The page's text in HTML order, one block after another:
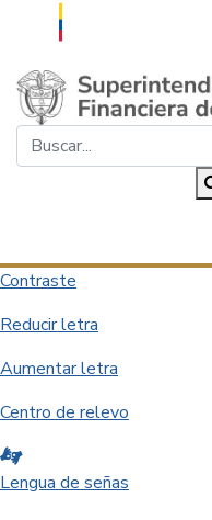
Saltar al contenido principal
Contraste
Reducir letra
Aumentar letra
Centro de relevo
Lengua de señas